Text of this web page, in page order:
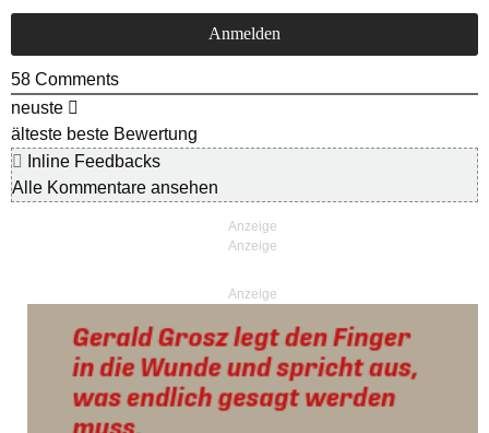
58 Comments
neuste
älteste beste Bewertung
Inline Feedbacks
Alle Kommentare ansehen
Anzeige